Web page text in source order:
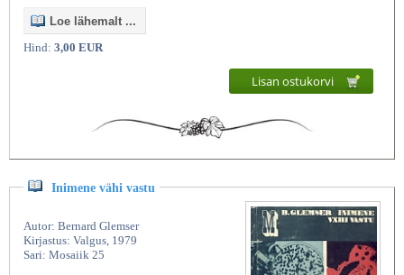
Loe lähemalt ...
Hind: 3,00 EUR
Lisan ostukorvi
Inimene vähi vastu
Autor: Bernard Glemser
Kirjastus: Valgus, 1979
Sari: Mosaiik 25